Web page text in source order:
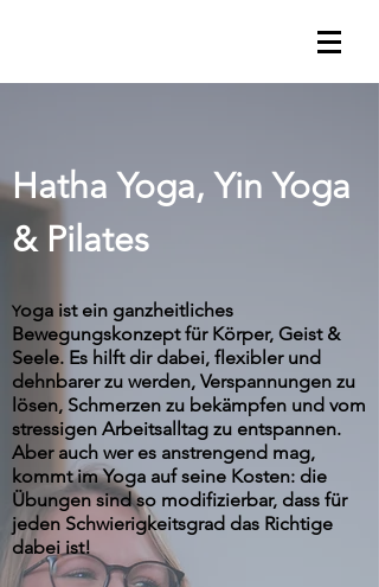
Hatha Yoga, Yin Yoga
& Pilates
Yoga ist ein ganzheitliches
Bewegungskonzept für Körper, Geist &
Seele. Es hilft dir dabei, flexibler und
dehnbarer zu werden, Verspannungen zu
lösen, Schmerzen zu bekämpfen und vom
stressigen Arbeitsalltag zu entspannen.
Aber auch wer es anstrengend mag,
kommt im Yoga auf seine Kosten: die
Übungen sind so modifizierbar, dass für
jeden Schwierigkeitsgrad das Richtige
dabei ist!